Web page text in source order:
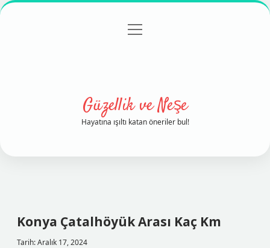
Gizlilik Politikası
menüyü
Güzellik ve Neşe
Hayatına ışıltı katan öneriler bul!
Konya Çatalhöyük Arası Kaç Km
Tarih: Aralık 17, 2024